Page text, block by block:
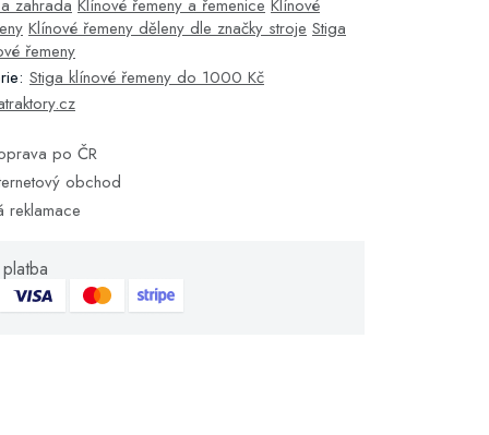
zahrada Klínové řemeny a řemenice Klínové
Klínové řemeny děleny dle značky stroje Stiga
řemeny
Stiga klínové řemeny do 1000 Kč
po ČR
obchod
reklamace